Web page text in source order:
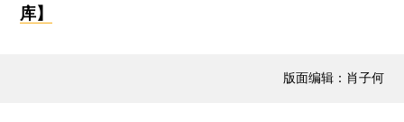
库】
版面编辑：肖子何